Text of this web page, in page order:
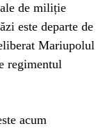
de miliție
este departe de
Mariupolul
regimentul
acum